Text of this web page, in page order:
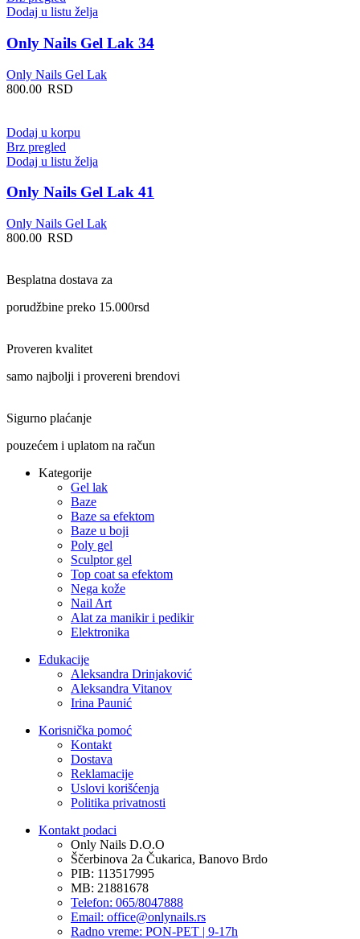
Dodaj u listu želja
Only Nails Gel Lak 34
Only Nails Gel Lak
800.00 RSD
Dodaj u korpu
Brz pregled
Dodaj u listu želja
Only Nails Gel Lak 41
Only Nails Gel Lak
800.00 RSD
Besplatna dostava za
porudžbine preko 15.000rsd
Proveren kvalitet
samo najbolji i provereni brendovi
Sigurno plaćanje
pouzećem i uplatom na račun
Kategorije
Gel lak
Baze
Baze sa efektom
Baze u boji
Poly gel
Sculptor gel
Top coat sa efektom
Nega kože
Nail Art
Alat za manikir i pedikir
Elektronika
Edukacije
Aleksandra Drinjaković
Aleksandra Vitanov
Irina Paunić
Korisnička pomoć
Kontakt
Dostava
Reklamacije
Uslovi korišćenja
Politika privatnosti
Kontakt podaci
Only Nails D.O.O
Ščerbinova 2a Čukarica, Banovo Brdo
PIB: 113517995
MB: 21881678
Telefon: 065/8047888
Email: office@onlynails.rs
Radno vreme: PON-PET | 9-17h